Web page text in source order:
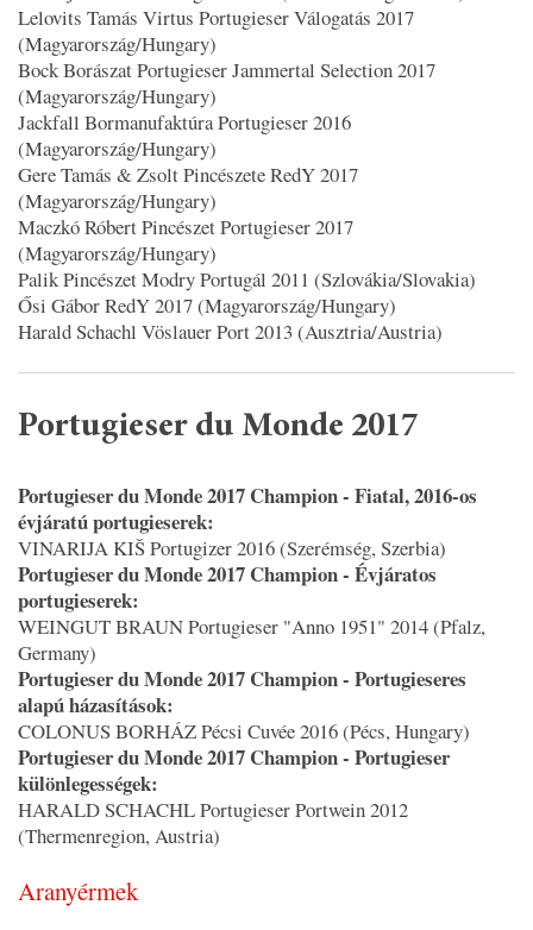
Lelovits Tamás Virtus Portugieser Válogatás 2017
(Magyarország/Hungary)
Bock Borászat Portugieser Jammertal Selection 2017
(Magyarország/Hungary)
Jackfall Bormanufaktúra Portugieser 2016
(Magyarország/Hungary)
Gere Tamás & Zsolt Pincészete RedY 2017
(Magyarország/Hungary)
Maczkó Róbert Pincészet Portugieser 2017
(Magyarország/Hungary)
Palik Pincészet Modry Portugál 2011 (Szlovákia/Slovakia)
Ősi Gábor RedY 2017 (Magyarország/Hungary)
Harald Schachl Vöslauer Port 2013 (Ausztria/Austria)
Portugieser du Monde 2017
Portugieser du Monde 2017 Champion - Fiatal, 2016-os
évjáratú portugieserek:
VINARIJA KIŠ Portugizer 2016 (Szerémség, Szerbia)
Portugieser du Monde 2017 Champion - Évjáratos
portugieserek:
WEINGUT BRAUN Portugieser "Anno 1951" 2014 (Pfalz,
Germany)
Portugieser du Monde 2017 Champion - Portugieseres
alapú házasítások:
COLONUS BORHÁZ Pécsi Cuvée 2016 (Pécs, Hungary)
Portugieser du Monde 2017 Champion - Portugieser
különlegességek:
HARALD SCHACHL Portugieser Portwein 2012
(Thermenregion, Austria)
Aranyérmek